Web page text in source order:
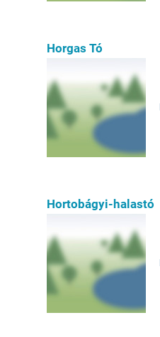
Horgas Tó
Hortobágyi-halastó